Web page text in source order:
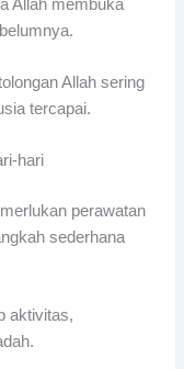
Allah membuka
Allah sering
tercapai.
hari
perawatan
sederhana
aktivitas,